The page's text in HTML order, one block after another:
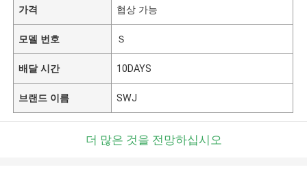
가격 협상 가능
모델 번호 Ｓ
배달 시간 10DAYS
브랜드 이름 SWJ
더 많은 것을 전망하십시오